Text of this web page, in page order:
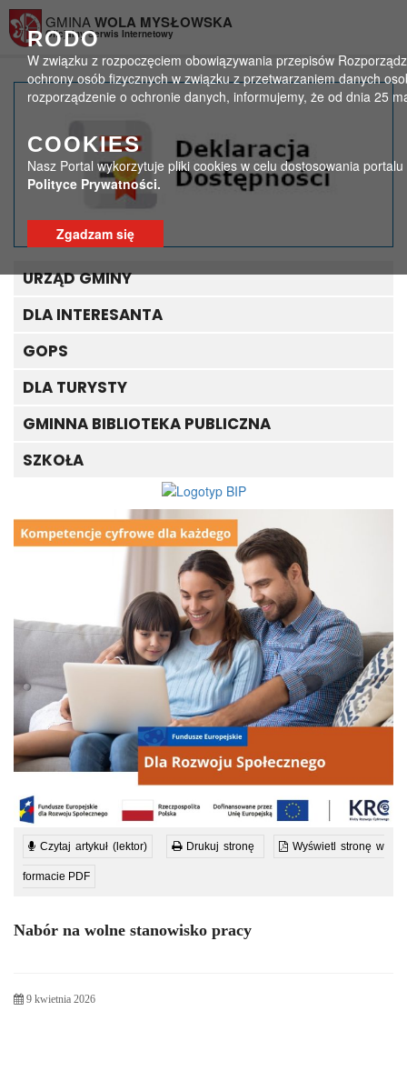
RODO
W związku z rozpoczęciem obowiązywania przepisów
ochrony osób fizycznych w związku z przetwarzaniem danych
rozporządzenie o ochronie danych, informujemy, że od dnia 25
COOKIES
Nasz Portal wykorzytuje pliki cookies w celu dostosowania
Polityce Prywatności.
Zgadzam się
GMINA WOLA MYSŁOWSKA
Oficjalny Serwis Internetowy
Nabór na wolne
stanowisko pracy
Strona główna > Ogłoszenia >
Nabór na wolne stanowisko pracy
URZĄD GMINY
DLA INTERESANTA
GOPS
DLA TURYSTY
GMINNA BIBLIOTEKA PUBLICZNA
SZKOŁA
Czytaj artykuł (lektor) Drukuj stronę Wyświetl stronę w
formacie PDF
Nabór na wolne stanowisko pracy
9 kwietnia 2026